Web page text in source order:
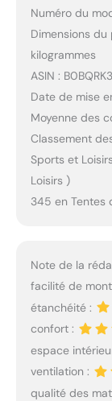
Numéro du
Dimensions du
kilogrammes
ASIN :
Date de mise
Moyenne des
Classement
Sports et
Loisirs )
345 en Tentes
Note de la
facilité de
étanchéité :
confort :
espace
ventilation :
qualité des